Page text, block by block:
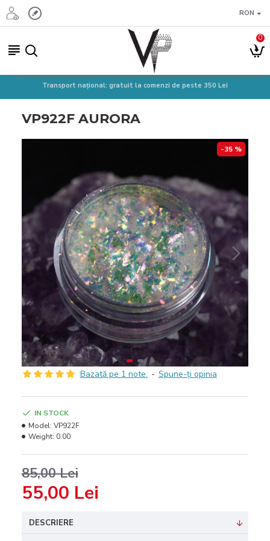
RON
0
Transport național: gratuit la comenzi de peste 350 Lei
VP922F AURORA
-35 %
Bazată pe 1 note. - Spune-ţi opinia
55,00 Lei
85,00 Lei
IN STOCK
Model: VP922F
Weight: 0.00
DESCRIERE